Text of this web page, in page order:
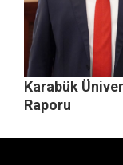
Karabük
Raporu